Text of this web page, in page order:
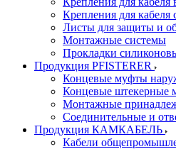
Крепления для кабеля
Листы для защиты и
Монтажные системы
Прокладки
Продукция PFISTERER
Концевые муфты
Концевые штекерные
Монтажные
Соединительные и
Продукция КАМКАБЕЛЬ
Кабели